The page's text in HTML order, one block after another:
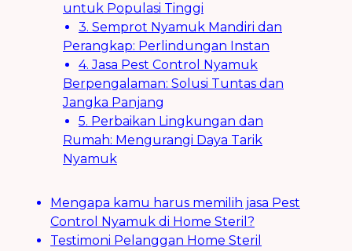
untuk Populasi Tinggi
3. Semprot Nyamuk Mandiri dan
Perangkap: Perlindungan Instan
4. Jasa Pest Control Nyamuk
Berpengalaman: Solusi Tuntas dan
Jangka Panjang
5. Perbaikan Lingkungan dan
Rumah: Mengurangi Daya Tarik
Nyamuk
Mengapa kamu harus memilih jasa Pest
Control Nyamuk di Home Steril?
Testimoni Pelanggan Home Steril